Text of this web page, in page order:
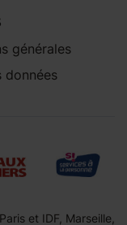
générales
et IDF, Marseille,